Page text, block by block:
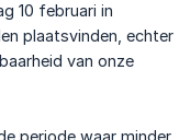
10 februari in
plaatsvinden, echter
van onze
periode waar minder